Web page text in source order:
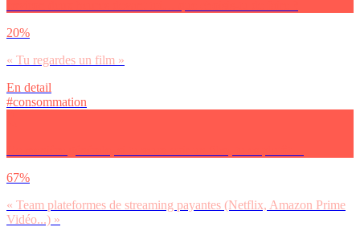
20%
« Tu regardes un film »
En detail
#consommation
67%
« Team plateformes de streaming payantes (Netflix, Amazon Prime
Vidéo...) »